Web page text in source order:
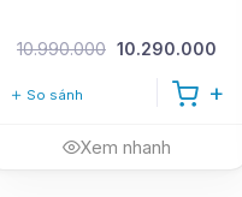
10.990.000 10.290.000
So sánh
Xem nhanh